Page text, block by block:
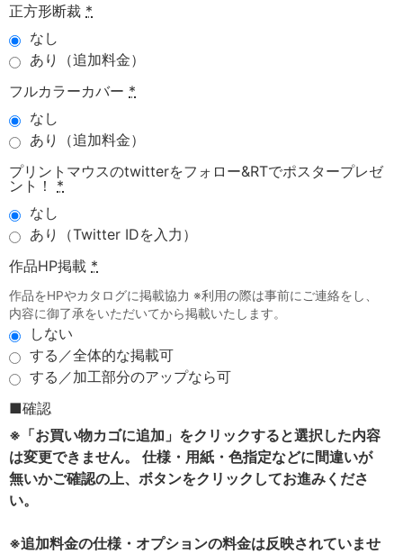
正方形断裁 *
なし
あり（追加料金）
フルカラーカバー *
なし
あり（追加料金）
プリントマウスのtwitterをフォロー&RTでポスタープレゼ
ント！
*
なし
あり（Twitter IDを入力）
作品HP掲載 *
作品をHPやカタログに掲載協力 ※利用の際は事前にご連絡をし、
内容に御了承をいただいてから掲載いたします。
しない
する／全体的な掲載可
する／加工部分のアップなら可
■確認
※「お買い物カゴに追加」をクリックすると選択した内容
は変更できません。 仕様・用紙・色指定などに間違いが
無いかご確認の上、ボタンをクリックしてお進みくださ
い。
※追加料金の仕様・オプションの料金は反映されていませ